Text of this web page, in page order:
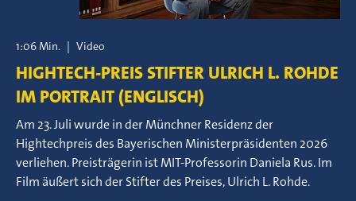
1:06 Min. | Video
HIGHTECH-PREIS STIFTER ULRICH L. ROHDE
IM PORTRAIT (ENGLISCH)
Am 23. Juli wurde in der Münchner Residenz der
Hightechpreis des Bayerischen Ministerpräsidenten 2026
verliehen. Preisträgerin ist MIT-Professorin Daniela Rus. Im
Film äußert sich der Stifter des Preises, Ulrich L. Rohde.